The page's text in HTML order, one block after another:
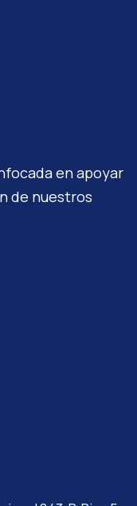
en apoyar
de nuestros